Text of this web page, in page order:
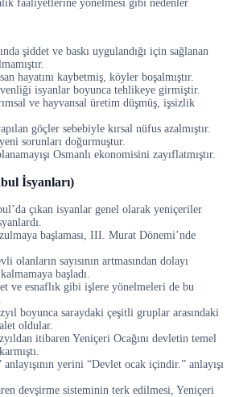
faaliyetlerine yönelmesi gibi nedenler
şiddet ve baskı uygulandığı için sağlanan
hayatını kaybetmiş, köyler boşalmıştır.
isyanlar boyunca tehlikeye girmiştir.
ve hayvansal üretim düşmüş, işsizlik
göçler sebebiyle kırsal nüfus azalmıştır.
sorunları doğurmuştur.
Osmanlı ekonomisini zayıflatmıştır.
İsyanları)
çıkan isyanlar genel olarak yeniçeriler
başlaması, III. Murat Dönemi’nde
olanların sayısının artmasından dolayı
başladı.
ve esnaflık gibi işlere yönelmeleri de bu
boyunca saraydaki çeşitli gruplar arasındaki
oldular.
itibaren Yeniçeri Ocağını devletin temel
yerini “Devlet ocak içindir.” anlayışı
devşirme sisteminin terk edilmesi, Yeniçeri